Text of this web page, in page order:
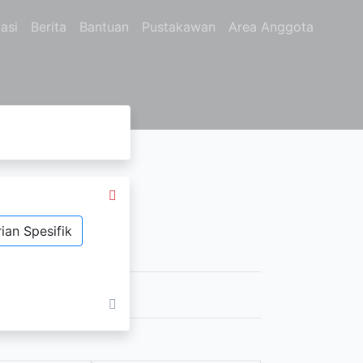
Berita Bantuan Pustakawan Area Anggota
Spesifik